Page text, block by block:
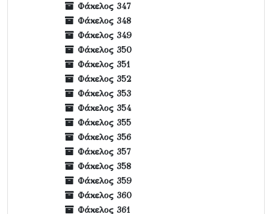
Φάκελος 347
Φάκελος 348
Φάκελος 349
Φάκελος 350
Φάκελος 351
Φάκελος 352
Φάκελος 353
Φάκελος 354
Φάκελος 355
Φάκελος 356
Φάκελος 357
Φάκελος 358
Φάκελος 359
Φάκελος 360
Φάκελος 361